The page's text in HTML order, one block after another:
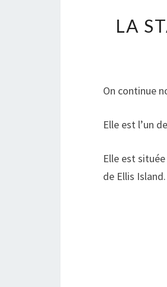
LA
On continue
Elle est l’un
Elle est
de Ellis Island.